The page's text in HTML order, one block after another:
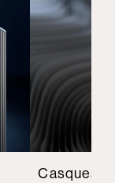
Casques